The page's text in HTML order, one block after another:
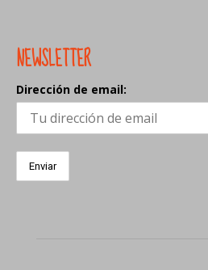
NEWSLETTER
Dirección de email: